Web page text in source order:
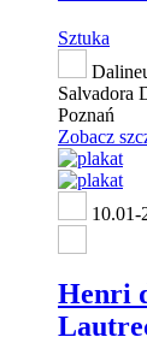
Sztuka
Salvadora
Poznań
Zobacz
10.01-
Henri